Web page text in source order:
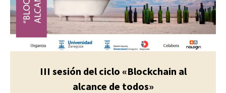
III sesión del ciclo «Blockchain al
alcance de todos»